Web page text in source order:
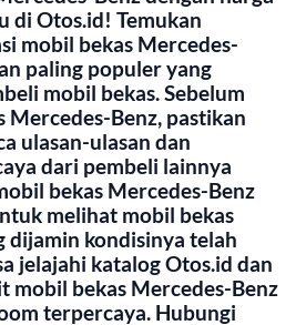
di Otos.id! Temukan
mobil bekas Mercedes-
paling populer yang
mobil bekas. Sebelum
Mercedes-Benz, pastikan
ulasan-ulasan dan
dari pembeli lainnya
bekas Mercedes-Benz
melihat mobil bekas
dijamin kondisinya telah
jelajahi katalog Otos.id dan
mobil bekas Mercedes-Benz
terpercaya. Hubungi